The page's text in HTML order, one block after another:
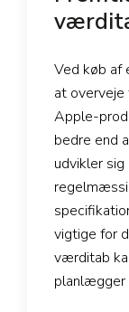
Ved køb af
at
Apple-
bedre end
udvikler
vigtige for
værditab
planlægger